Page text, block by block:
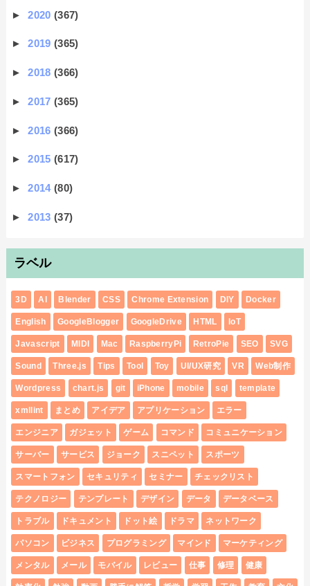
►2020(367)
►2019(365)
►2018(366)
►2017(365)
►2016(366)
►2015(617)
►2014(80)
►2013(37)
ラベル
3D AI Blender CSS Chrome Extension DIY Docker
English GoogleBlogger GoogleDrive HTML IoT
Javascript MIDI Mac RaspberryPi RetroPie SEO SVG
Sound Three.js Tips Tool Toy UI/UX研究 VR Web制作
Wordpress chart.js git iPhone mobile sql template
xmllint まとめ アイデア アプリケーション エラー
エンジニア ガジェット ゲーム コマンド コミュニケーション
サーバー サービス ジョーク スニペット スポーツ
スマートフォン セキュリティ セミナー チェックリスト
テクノロジー テンプレート デザイン データ データベース
トラブル ドキュメント ドット絵 ドラマ ネットワーク
パソコン ビジネス プログラミング マインド マーケティング
メンタル メール モバイル レビュー 仕事 修理 健康